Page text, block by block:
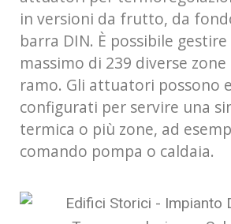
in versioni da frutto, da
barra DIN. È possibile
massimo di 239 diverse
ramo. Gli attuatori possono
configurati per servire una
termica o più zone, ad
comando pompa o caldaia.